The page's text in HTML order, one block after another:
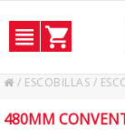
/ ESCOBILLAS /
480MM